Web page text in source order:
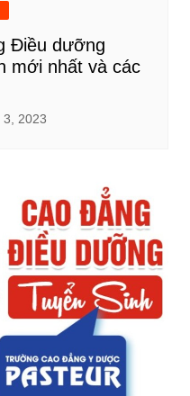
Điều dưỡng
mới nhất và các
3, 2023